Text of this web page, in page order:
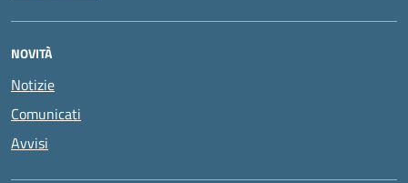
NOVITÀ
Notizie
Comunicati
Avvisi